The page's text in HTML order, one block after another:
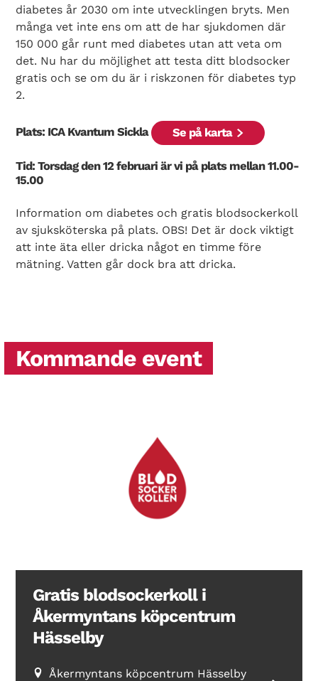
Search Diabetes Wellness Sverige
diabetes år 2030 om inte utvecklingen bryts. Men
många vet inte ens om att de har sjukdomen där
150 000 går runt med diabetes utan att veta om
det. Nu har du möjlighet att testa ditt blodsocker
gratis och se om du är i riskzonen för diabetes typ
2.
Plats: ICA Kvantum Sickla Se på karta
Tid: Torsdag den 12 februari är vi på plats mellan 11.00-
15.00
Information om diabetes och gratis blodsockerkoll
av sjuksköterska på plats. OBS! Det är dock viktigt
att inte äta eller dricka något en timme före
mätning. Vatten går dock bra att dricka.
Kommande event
Gratis blodsockerkoll i
Åkermyntans köpcentrum
Hässelby
Åkermyntans köpcentrum Hässelby